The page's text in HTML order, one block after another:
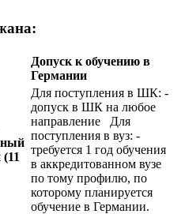
Допуск к обучению в
Германии
Для поступления в ШК: -
допуск в ШК на любое
направление Для
поступления в вуз: -
требуется 1 год обучения
в аккредитованном вузе
по тому профилю, по
которому планируется
обучение в Германии.